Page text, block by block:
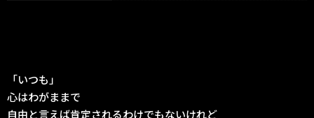
「いつも」
心はわがままで
自由と言えば肯定されるわけでもないけれど